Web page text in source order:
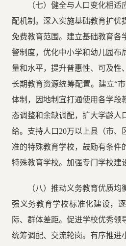
（七）健全与人口变化相
配机制。深入实施基础教育扩优
免费教育范围。建立基础教育各
警制度，优化中小学和幼儿园布
量和水平，提升普惠性、可及性
长期教育资源统筹配置。建立“
体制，因地制宜打通使用各学段
态调整和余缺调配，扩大学龄人
给。支持人口20万以上县（市、
准的特殊教育学校，鼓励有条件
特殊教育学校。加强专门学校建
（八）推动义务教育优质
强义务教育学校标准化建设，
际、群体差距。促进学校优秀领
统筹调配、交流轮岗。有序推进